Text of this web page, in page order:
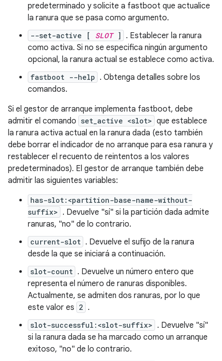
predeterminado y solicite a fastboot que actualice
la ranura que se pasa como argumento.
--set-active [ SLOT]
. Establecer la ranura
como activa. Si no se especifica ningún argumento
opcional, la ranura actual se establece como activa.
fastboot --help . Obtenga detalles sobre los
comandos.
Si el gestor de arranque implementa fastboot, debe
admitir el comando set_active <slot> que establece
la ranura activa actual en la ranura dada (esto también
debe borrar el indicador de no arranque para esa ranura y
restablecer el recuento de reintentos a los valores
predeterminados). El gestor de arranque también debe
admitir las siguientes variables:
has-slot:<partition-base-name-without-
suffix> . Devuelve "sí" si la partición dada admite
ranuras, "no" de lo contrario.
current-slot . Devuelve el sufijo de la ranura
desde la que se iniciará a continuación.
slot-count . Devuelve un número entero que
representa el número de ranuras disponibles.
Actualmente, se admiten dos ranuras, por lo que
este valor es 2 .
slot-successful:<slot-suffix> . Devuelve "sí"
si la ranura dada se ha marcado como un arranque
exitoso, "no" de lo contrario.